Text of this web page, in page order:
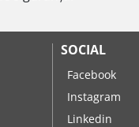
SOCIAL
Facebook
Instagram
Linkedin